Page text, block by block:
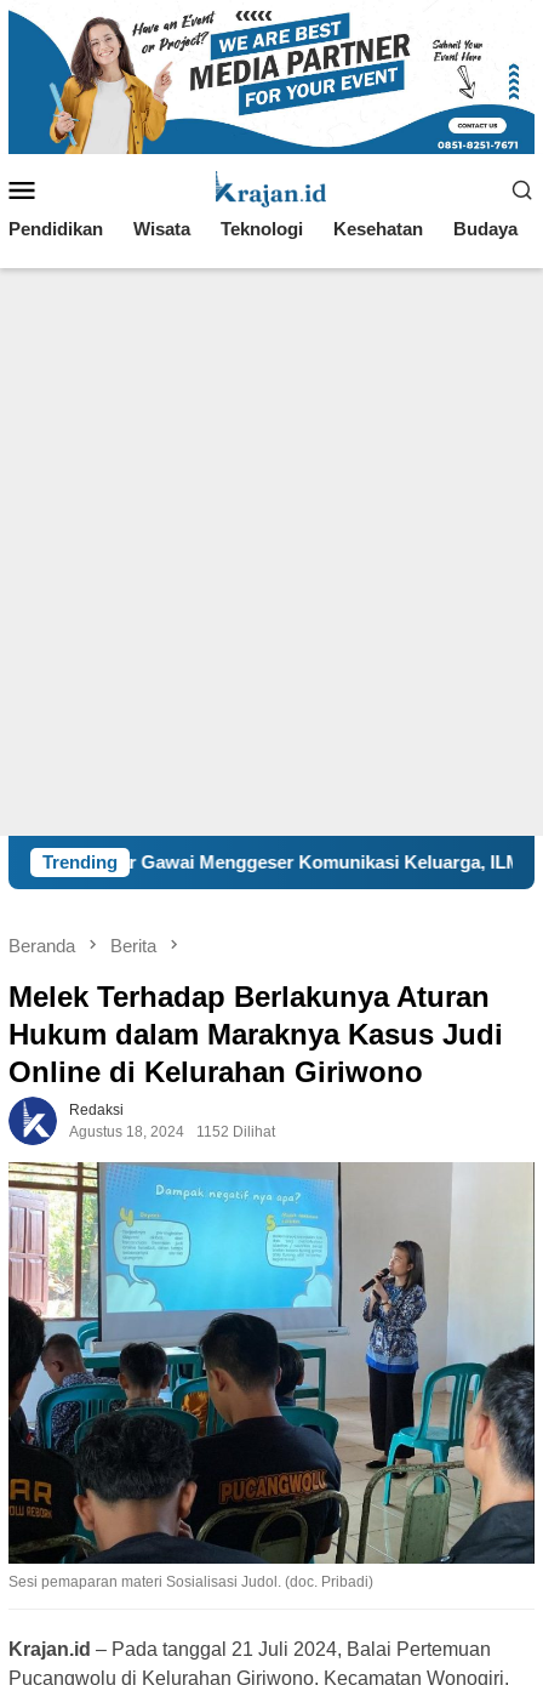
Loncat
Mobile
Pendidikan Wisata Teknologi Kesehatan Budaya
Trending
Menggeser Komunikasi Keluarga, ILM “Sebelum
Beranda Berita
Melek Terhadap Berlakunya Aturan
Hukum dalam Maraknya Kasus Judi
Online di Kelurahan Giriwono
Redaksi
Agustus 18, 2024
1152 Dilihat
Sesi pemaparan materi Sosialisasi Judol. (doc. Pribadi)
Krajan.id – Pada tanggal 21 Juli 2024, Balai Pertemuan
Pucangwolu di Kelurahan Giriwono, Kecamatan Wonogiri,